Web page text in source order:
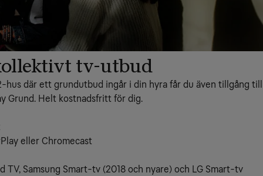
tv-utbud
där ett grundutbud ingår i din hyra får du även tillgång till
Grund. Helt kostnadsfritt för dig.
eller Chromecast
TV, Samsung Smart-tv (2018 och nyare) och LG Smart-tv